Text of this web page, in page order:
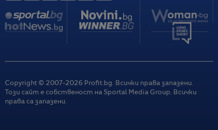
Copyright © 2007-2026 Profit.bg. Всички права запазени.
Този сайт е собственост на Sportal Media Group. Всички
права са запазени.